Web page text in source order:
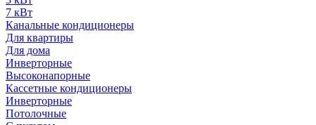
7 кВт
Канальные кондиционеры
Для квартиры
Для дома
Инверторные
Высоконапорные
Кассетные кондиционеры
Инверторные
Потолочные